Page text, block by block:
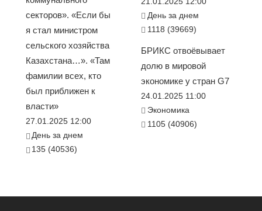
секторов». «Если бы
я стал министром
сельского хозяйства
Казахстана…». «Там
фамилии всех, кто
был приближен к
власти»
27.01.2025 12:00
День за днем
135 (40536)
День за днем
1118 (39669)
БРИКС отвоёвывает
долю в мировой
экономике у стран G7
24.01.2025 11:00
Экономика
1105 (40906)